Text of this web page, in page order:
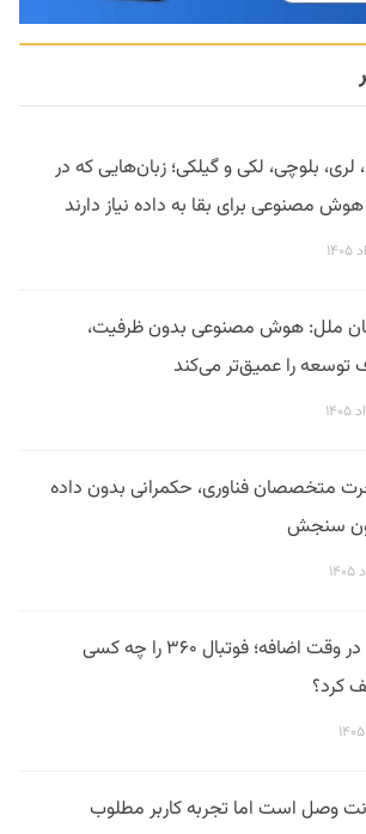
لری، بلوچی، لکی و گیلکی؛ زبان‌هایی که در
مصنوعی برای بقا به داده نیاز دارند
ملل: هوش مصنوعی بدون ظرفیت،
توسعه را عمیق‌تر می‌کند
متخصصان فناوری، حکمرانی بدون داده
سنجش
فیلتر در وقت اضافه؛ فوتبال ۳۶۰ را چه کسی
کرد؟
وصل است اما تجربه کاربر مطلوب